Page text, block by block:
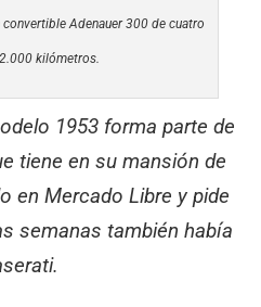
convertible Adenauer 300 de cuatro
kilómetros.
1953 forma parte de
tiene en su mansión de
en Mercado Libre y pide
semanas también había